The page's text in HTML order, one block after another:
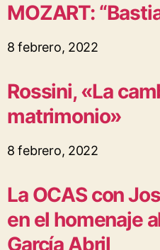
MOZART:
8 febrero, 2022
Rossini, «La
matrimonio»
8 febrero, 2022
La OCAS con
en el homenaje
García Abril